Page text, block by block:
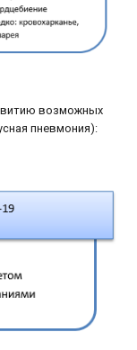
возможных
пневмония):